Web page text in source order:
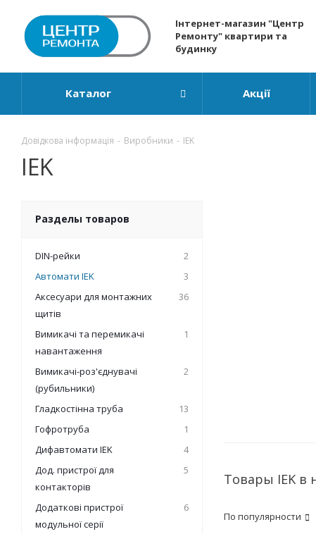
Інтернет-магазин "Центр
Ремонту" квартири та
будинку
Каталог Акції
Довідкова інформація - Виробники - IEK
IEK
Товары IEK в
По популярности
Разделы товаров
DIN-рейки
2
Автомати IEK
3
Аксесуари для монтажних
щитів
36
Вимикачі та перемикачі
навантаження
1
Вимикачі-роз'єднувачі
(рубильники)
2
Гладкостінна труба
13
Гофротруба
1
Дифавтомати IEK
4
Дод. пристрої для
контакторів
5
Додаткові пристрої
модульної серії
6